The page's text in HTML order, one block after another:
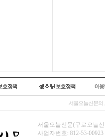
서울오늘신문의
서울오늘신문(구로오늘
사업자번호: 812-53-